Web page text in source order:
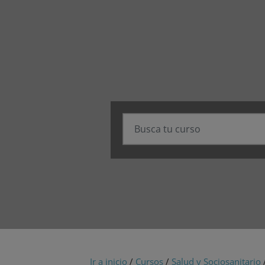
Ir a inicio / Cursos / Salud y Sociosanitario